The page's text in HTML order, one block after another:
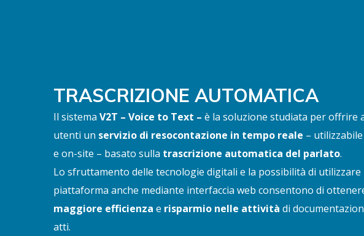
TRASCRIZIONE AUTOMATICA
Il sistema V2T – Voice to Text – è la soluzione studiata per offrire
utenti un servizio di resocontazione in tempo reale –
e on-site – basato sulla trascrizione automatica del parlato.
Lo sfruttamento delle tecnologie digitali e la possibilità di utilizzare
piattaforma anche mediante interfaccia web consentono di
maggiore efficienza e risparmio nelle attività di
atti.